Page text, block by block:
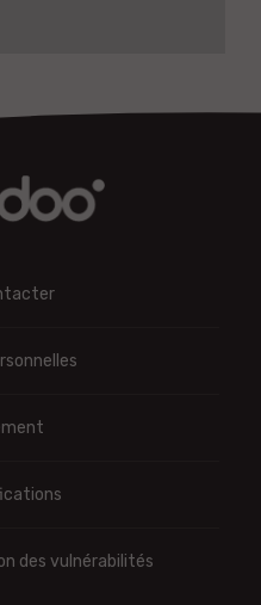
des vulnérabilités